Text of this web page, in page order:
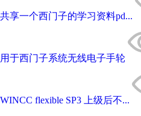
共享一个西门子的学习资料pd...
用于西门子系统无线电子手轮
WINCC flexible SP3 上级后不...